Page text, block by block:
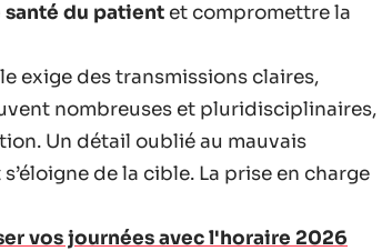
santé du patient et compromettre la
exige des transmissions claires,
nombreuses et pluridisciplinaires,
Un détail oublié au mauvais
de la cible. La prise en charge
vos journées avec l'horaire 2026